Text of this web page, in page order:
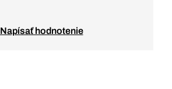
Napísať hodnotenie